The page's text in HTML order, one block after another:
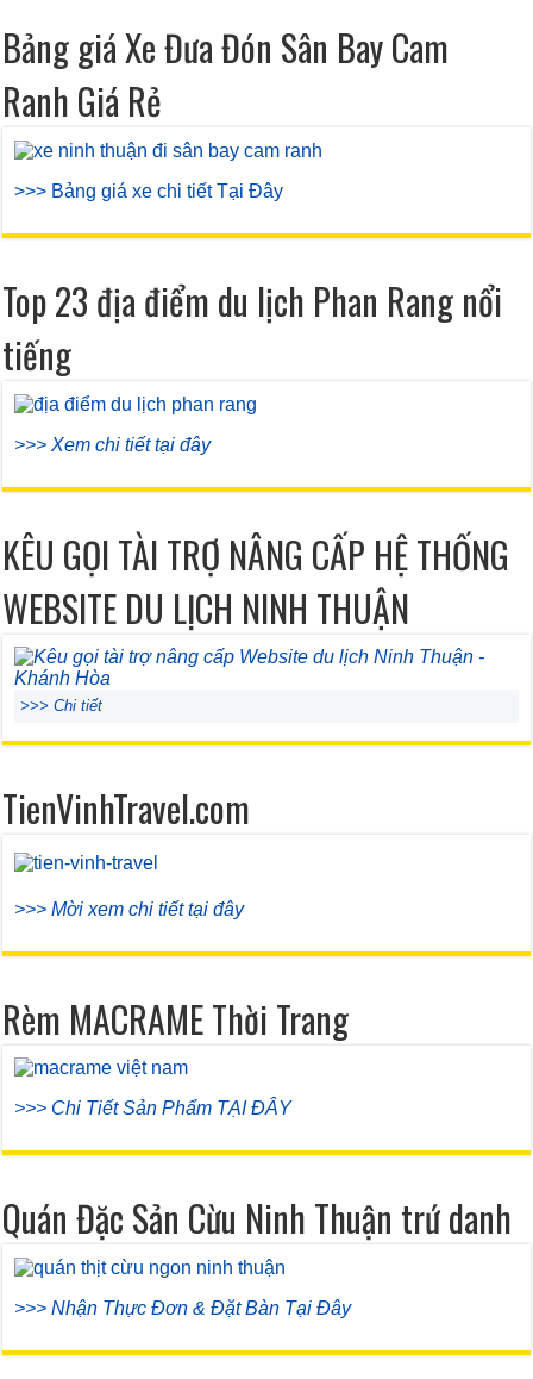
Bảng giá Xe Đưa Đón Sân Bay Cam
Ranh Giá Rẻ
>>> Bảng giá xe chi tiết Tại Đây
Top 23 địa điểm du lịch Phan Rang nổi
tiếng
>>> Xem chi tiết tại đây
KÊU GỌI TÀI TRỢ NÂNG CẤP HỆ THỐNG
WEBSITE DU LỊCH NINH THUẬN
>>> Chi tiết
TienVinhTravel.com
>>> Mời xem chi tiết tại đây
Rèm MACRAME Thời Trang
>>> Chi Tiết Sản Phẩm TẠI ĐÂY
Quán Đặc Sản Cừu Ninh Thuận trứ danh
>>> Nhận Thực Đơn & Đặt Bàn Tại Đây